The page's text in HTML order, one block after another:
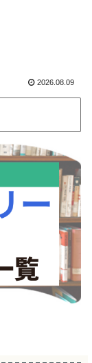
2026.08.09